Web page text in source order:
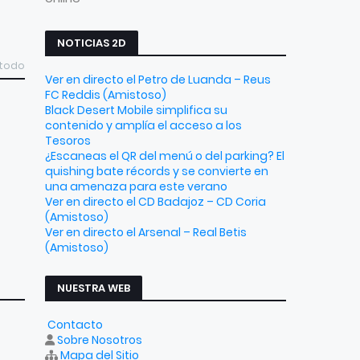
NOTICIAS 2D
Ver en directo el Petro de Luanda – Reus
FC Reddis (Amistoso)
Black Desert Mobile simplifica su
contenido y amplía el acceso a los
Tesoros
¿Escaneas el QR del menú o del parking? El
quishing bate récords y se convierte en
una amenaza para este verano
Ver en directo el CD Badajoz – CD Coria
(Amistoso)
Ver en directo el Arsenal – Real Betis
(Amistoso)
NUESTRA WEB
Contacto
Sobre Nosotros
Mapa del Sitio